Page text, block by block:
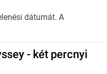
dátumát. A
- két percnyi